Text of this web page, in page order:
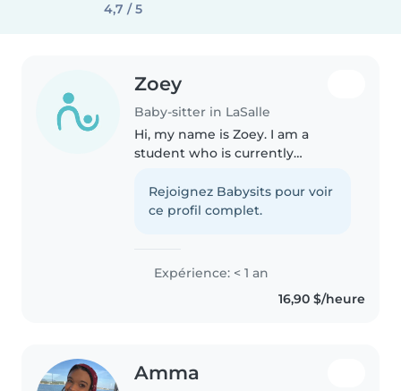
4,7 / 5
Zoey
Baby-sitter in LaSalle
Hi, my name is Zoey. I am a
student who is currently
September. I am a very
responsible and dependable
Rejoignez Babysits pour voir
ce profil complet.
Expérience: < 1 an
16,90 $/heure
Amma